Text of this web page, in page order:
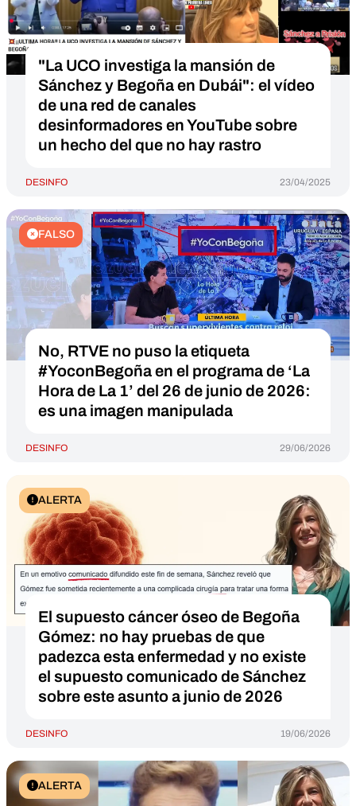
"La UCO investiga la mansión de
Sánchez y Begoña en Dubái": el vídeo
de una red de canales
desinformadores en YouTube sobre
un hecho del que no hay rastro
DESINFO 23/04/2025
FALSO
No, RTVE no puso la etiqueta
#YoconBegoña en el programa de ‘La
Hora de La 1’ del 26 de junio de 2026:
es una imagen manipulada
DESINFO 29/06/2026
ALERTA
El supuesto cáncer óseo de Begoña
Gómez: no hay pruebas de que
padezca esta enfermedad y no existe
el supuesto comunicado de Sánchez
sobre este asunto a junio de 2026
DESINFO 19/06/2026
ALERTA